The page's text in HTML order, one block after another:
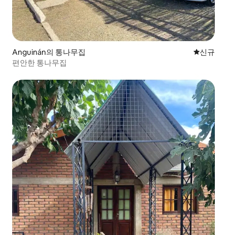
Anguinán의 통나무집 신규 숙소
신규
편안한 통나무집